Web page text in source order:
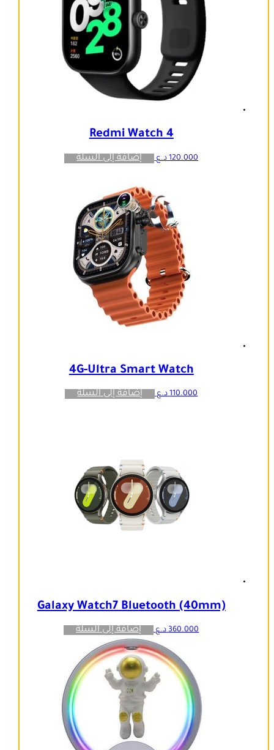
Redmi Watch 4
120.000 د.ع إضافة إلى السلة
4G-Ultra Smart Watch
110.000 د.ع إضافة إلى السلة
Galaxy Watch7 Bluetooth (40mm)
360.000 د.ع إضافة إلى السلة